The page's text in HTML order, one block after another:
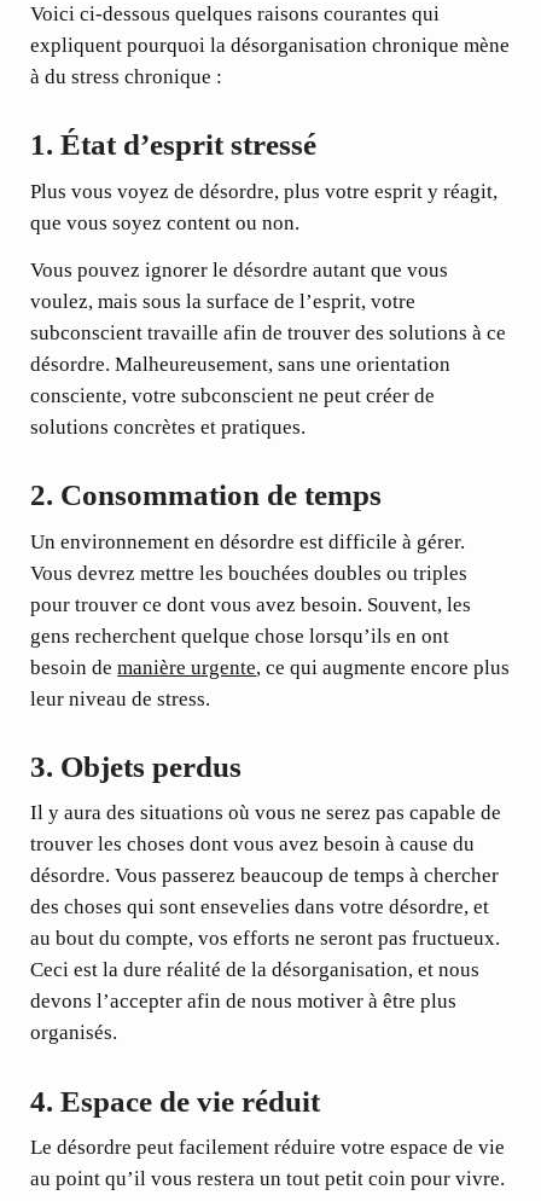
Voici ci-dessous quelques raisons courantes qui
expliquent pourquoi la désorganisation chronique mène
à du stress chronique :
1.État d’esprit stressé
Plus vous voyez de désordre, plus votre esprit y réagit,
que vous soyez content ou non.
Vous pouvez ignorer le désordre autant que vous
voulez, mais sous la surface de l’esprit, votre
subconscient travaille afin de trouver des solutions à ce
désordre. Malheureusement, sans une orientation
consciente, votre subconscient ne peut créer de
solutions concrètes et pratiques.
2. Consommation de temps
Un environnement en désordre est difficile à gérer.
Vous devrez mettre les bouchées doubles ou triples
pour trouver ce dont vous avez besoin. Souvent, les
gens recherchent quelque chose lorsqu’ils en ont
besoin demanière urgente, ce qui augmente encore plus
leur niveau de stress.
3. Objets perdus
Il y aura des situations où vous ne serez pas capable de
trouver les choses dont vous avez besoin à cause du
désordre. Vous passerez beaucoup de temps à chercher
des choses qui sont ensevelies dans votre désordre, et
au bout du compte, vos efforts ne seront pas fructueux.
Ceci est la dure réalité de la désorganisation, et nous
devons l’accepter afin de nous motiver à être plus
organisés.
4.Espace de vie réduit
Le désordre peut facilement réduire votre espace de vie
au point qu’il vous restera un tout petit coin pour vivre.